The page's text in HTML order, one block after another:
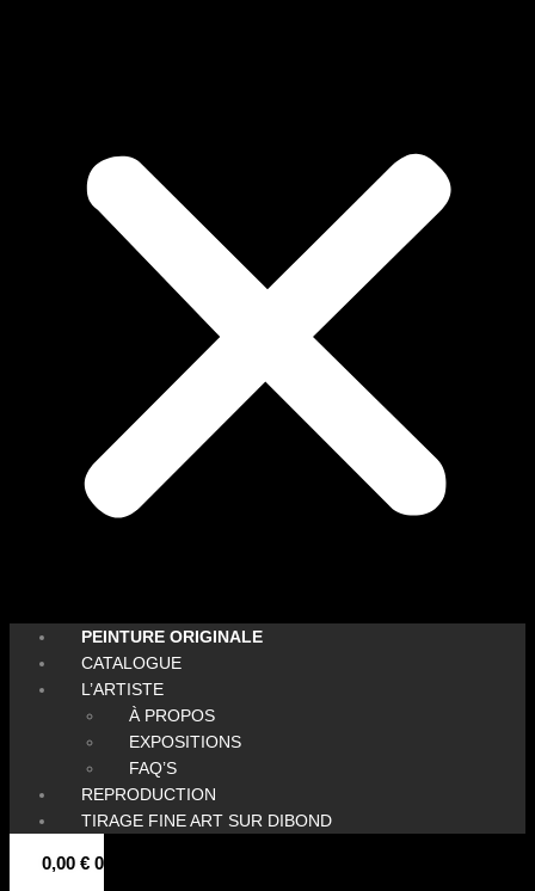
PEINTURE ORIGINALE
CATALOGUE
L’ARTISTE
À PROPOS
EXPOSITIONS
FAQ’S
REPRODUCTION
TIRAGE FINE ART SUR DIBOND
0,00 € 0